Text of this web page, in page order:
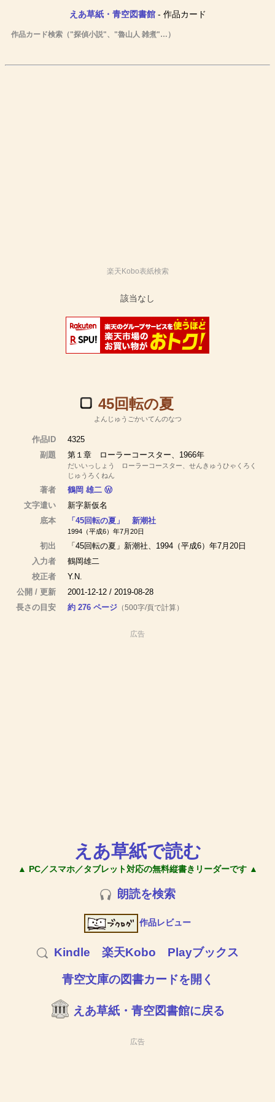
えあ草紙・青空図書館- 作品カード
作品カード検索（"探偵小説"、"魯山人 雑煮"…）
楽天Kobo表紙検索
45回転の夏
よんじゅうごかいてんのなつ
作品ID
4325
副題
第１章 ローラーコースター、1966年
だいいっしょう ローラーコースター、せんきゅうひゃくろく
じゅうろくねん
著者 鶴岡 雄二 Ⓦ
文字遣い
新字新仮名
底本
「45回転の夏」 新潮社
1994（平成6）年7月20日
初出
「45回転の夏」新潮社、1994（平成6）年7月20日
入力者
鶴岡雄二
校正者
Y.N.
公開 / 更新
2001-12-12 / 2019-08-28
長さの目安
約 276 ページ （500字/頁で計算）
広告
えあ草紙で読む
▲ PC／スマホ／タブレット対応の無料縦書きリーダーです ▲
朗読を検索
作品レビュー
Kindle 楽天Kobo Playブックス
青空文庫の図書カードを開く
えあ草紙・青空図書館に戻る
広告